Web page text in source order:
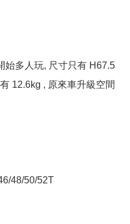
始多人玩, 尺寸只有 H67.5
12.6kg , 原來車升級空間
48/50/52T